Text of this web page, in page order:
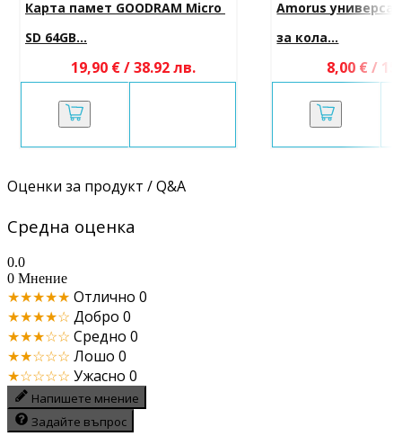
Карта памет GOODRAM Micro
SD 64GB...
19,90 € / 38.92 лв.
Amorus
за кола...
8,00 € /
Оценки за продукт / Q&A
Средна оценка
0.0
0 Мнение
★★★★★ Отлично 0
★★★★☆ Добро 0
★★★☆☆ Средно 0
★★☆☆☆ Лошо 0
★☆☆☆☆ Ужасно 0
Напишете мнение
Задайте въпрос